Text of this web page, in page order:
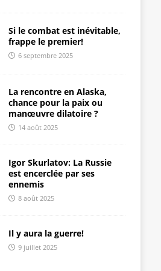
Si le combat est inévitable,
frappe le premier!
6 septembre 2025
La rencontre en Alaska,
chance pour la paix ou
manœuvre dilatoire ?
14 août 2025
Igor Skurlatov: La Russie
est encerclée par ses
ennemis
8 août 2025
Il y aura la guerre!
9 juillet 2025